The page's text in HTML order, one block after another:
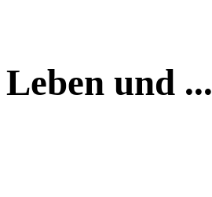
Leben und ...